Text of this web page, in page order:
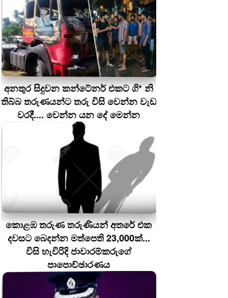
අනතුර සිදුවන කන්ටේනර් එකට ගි* නි
තිබ්බ තරුණයන්ට තරු විසි වෙන්න වැඩ
වරදී.... වෙන්න යන දේ මෙන්න
කොළඹ තරුණ තරුණියන් අතරේ එක
දවසට බෙදන්න මත්පෙති 23,000ක්...
විසි හැවිරිදි ජාවාරම්කරුගේ
පාපොච්ඡාරණය